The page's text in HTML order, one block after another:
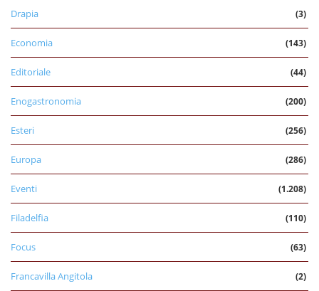
Drapia (3)
Economia (143)
Editoriale (44)
Enogastronomia (200)
Esteri (256)
Europa (286)
Eventi (1.208)
Filadelfia (110)
Focus (63)
Francavilla Angitola (2)